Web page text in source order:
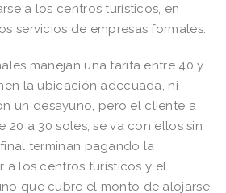
a los centros turísticos, en
servicios de empresas formales.
manejan una tarifa entre 40 y
la ubicación adecuada, ni
un desayuno, pero el cliente a
20 a 30 soles, se va con ellos sin
terminan pagando la
a los centros turísticos y el
que cubre el monto de alojarse